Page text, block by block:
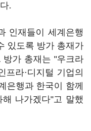
.
인재들이 세계은행
있도록 방가 총재가
방가 총재는 "우크라
프라·디지털 기업의
은행과 한국이 함께
나가겠다"고 말했